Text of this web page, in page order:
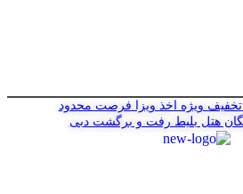
تخفیف ویژه اخذ ویزا فرصت محدود
بلیط رفت و برگشت دبی